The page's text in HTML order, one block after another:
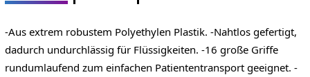
-Aus extrem robustem Polyethylen Plastik. -Nahtlos gefertigt,
dadurch undurchlässig für Flüssigkeiten. -16 große Griffe
rundumlaufend zum einfachen Patiententransport geeignet. -